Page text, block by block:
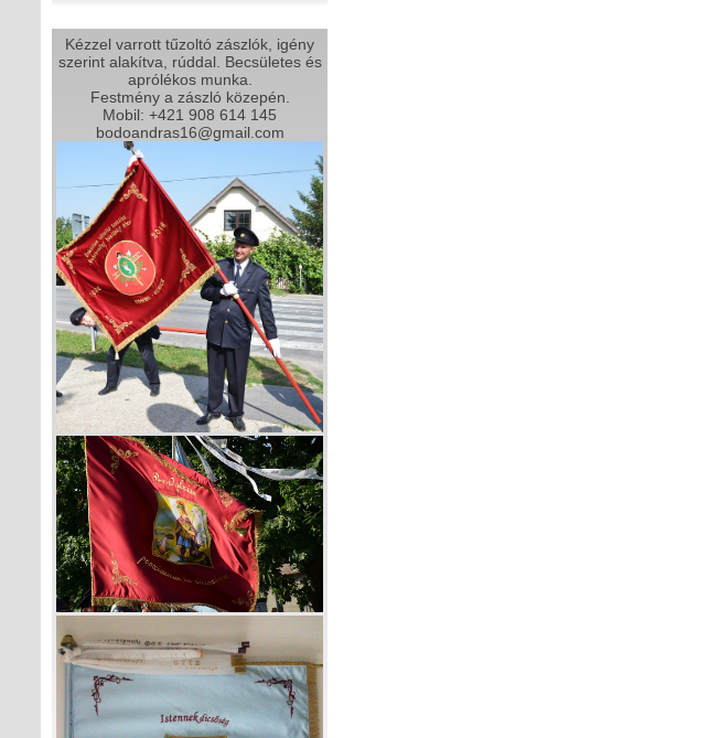
Kézzel varrott tűzoltó zászlók, igény
szerint alakítva, rúddal. Becsületes és
aprólékos munka.
Festmény a zászló közepén.
Mobil: +421 908 614 145
bodoandras16@gmail.com